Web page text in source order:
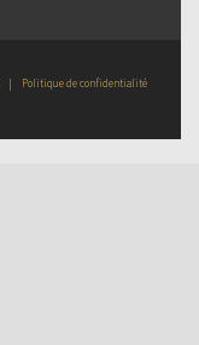
| Politique de confidentialité